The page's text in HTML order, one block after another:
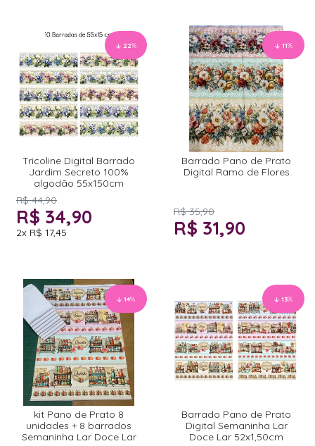
22%
Tricoline Digital Barrado
Jardim Secreto 100%
algodão 55x150cm
R$ 44,90
R$ 34,90
2x R$ 17,45
11%
Barrado Pano de Prato
Digital Ramo de Flores
R$ 35,90
R$ 31,90
14%
kit Pano de Prato 8
unidades + 8 barrados
Semaninha Lar Doce Lar
13%
Barrado Pano de Prato
Digital Semaninha Lar
Doce Lar 52x1,50cm